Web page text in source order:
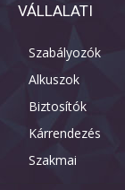
VÁLLALATI
Szabályozók
Alkuszok
Biztosítók
Kárrendezés
Szakmai